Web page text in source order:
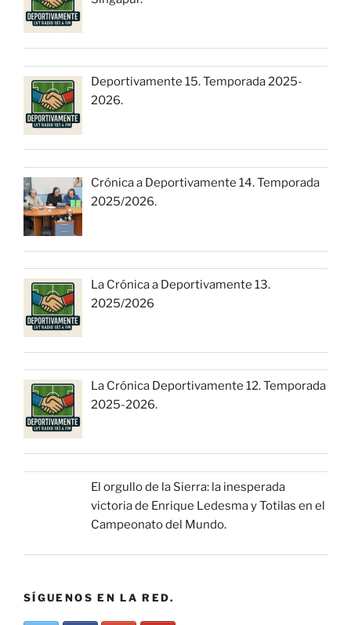
Deportivamente 15. Temporada 2025-
2026.
Crónica a Deportivamente 14. Temporada
2025/2026.
La Crónica a Deportivamente 13.
2025/2026
La Crónica Deportivamente 12. Temporada
2025-2026.
El orgullo de la Sierra: la inesperada
victoria de Enrique Ledesma y Totilas en el
Campeonato del Mundo.
SÍGUENOS EN LA RED.